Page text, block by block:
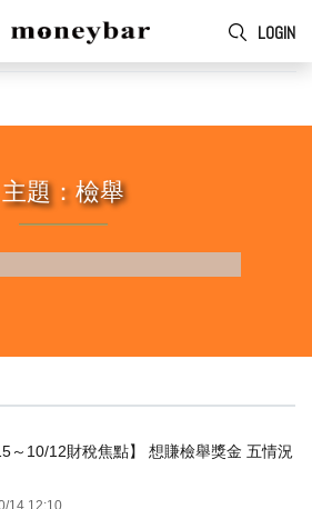
LOGIN
功
主題：檢舉
～10/12財稅焦點】 想賺檢舉獎金 五情況
14 12:10